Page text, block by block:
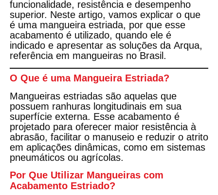
funcionalidade, resistência e desempenho
superior. Neste artigo, vamos explicar o que
é uma mangueira estriada, por que esse
acabamento é utilizado, quando ele é
indicado e apresentar as soluções da Arqua,
referência em mangueiras no Brasil.
O Que é uma Mangueira Estriada?
Mangueiras estriadas são aquelas que
possuem ranhuras longitudinais em sua
superfície externa. Esse acabamento é
projetado para oferecer maior resistência à
abrasão, facilitar o manuseio e reduzir o atrito
em aplicações dinâmicas, como em sistemas
pneumáticos ou agrícolas.
Por Que Utilizar Mangueiras com
Acabamento Estriado?